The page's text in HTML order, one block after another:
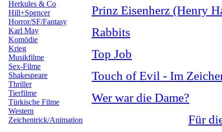
Herkules & Co
Hill+Spencer
Horror/SF/Fantasy
Karl May
Komödie
Krieg
Musikfilme
Sex-Filme
Shakespeare
Thriller
Tierfilme
Türkische Filme
Western
Zeichentrick/Animation
Prinz Eisenherz (Henry
Rabbits
Top Job
Touch of Evil - Im
Wer war die Dame?
Für